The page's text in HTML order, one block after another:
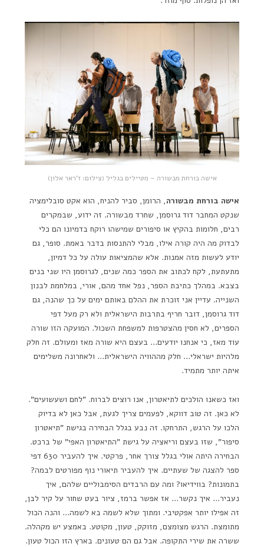
אישה בורחת מבשורה – מטיילים בגליל (צילום: ז'ראר אלון)
אישה בורחת מבשורה, הרומן, סביר להניח, הוא אקט סובלימציה
שנקט המחבר דוד גרוסמן, שחרד מבשורה. זה ידוע, שבמקרים
רבים, חלומות בהקיץ או סיפורים שמישהו רוקח בדמיונו הם כלי
לבדוק מה היה קורה אילו, מבלי להתנסות בדבר באמת. סופר, גם
יודע לעשות מזה אמנות. אלא שהמציאות עולה על כל דמיון,
מתעתעת, לקח לכתוב את הספר כמה שנים, לגרוסמן היו שני בנים
בצבא. במהלך כתיבת הספר, נפל אחד מהם, אורי, במלחמת לבנון
השנייה. עדיין אני זוכרת את ההלם באותם ימים על כך שהנה, גם
דוד גרוסמן, דובר חריף בתרבות הישראלית ולא רק מעל דפי
הספרים, לא חסין מהצטרפות למשפחת השכול. המועקה הזו שורה
עוד מאז, כי אנחנו יודעים… בעצם היא שורה מאז ומעולם. זה חלק
מלהיות ישראלי… חלק מההוויה הישראלית… ולאחרונה משלימים
איתה יותר מתמיד.
ואז כשאנו הולכים לתיאטרון, אנו רוצים לברוח. "לחם ושעשועים".
לא כאן. זה טוב דווקא, לפעמים צריך לגעת, אבל כאן לא בדיוק
הלכו על הרגש, התרחקו. זה נבע בגלל הבחירה בגישת "תיאטרון
סיפור", שזו בעצם וריאציה על גישת "התיאטרון האפי" של ברכט.
הבחירה היתה אולי בגלל צורך אחר, פרקטי. איך להעביר 630 דפי
ספר להצגה של שעתיים. איך להעביר תיאורי נוף מפורטים לבמה?
בתמונות? בווידיאו? ומה עם הרבדים הסימבוליים שלהם, איך
נעביר… איך נקשר… אז אפשר ברמז, ציור בעט שחור על קיר לבן,
זה אפילו יותר אפקטיבי. ומתוך שלא לשמה בא לשמה… והנה הכול
מתומצת. הרגש מצומצם, מזוקק, טעון, מקוטע. באמצע יש מקהלה.
ששרה את שירי התקופה. אבל גם הם טעונים. בארץ הזו הכול טעון.